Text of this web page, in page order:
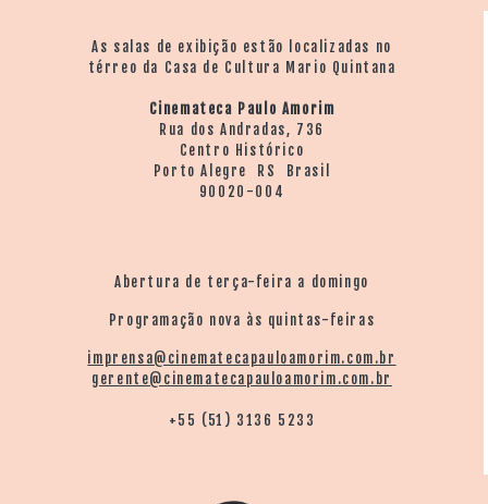
As salas de exibição estão localizadas no
térreo da Casa de Cultura Mario Quintana
Cinemateca Paulo Amorim
Rua dos Andradas, 736
Centro Histórico
Porto Alegre RS Brasil
90020-004
Abertura de terça-feira a domingo
Programação nova às quintas-feiras
imprensa@cinematecapauloamorim.com.br
gerente@cinematecapauloamorim.com.br
+55 (51) 3136 5233